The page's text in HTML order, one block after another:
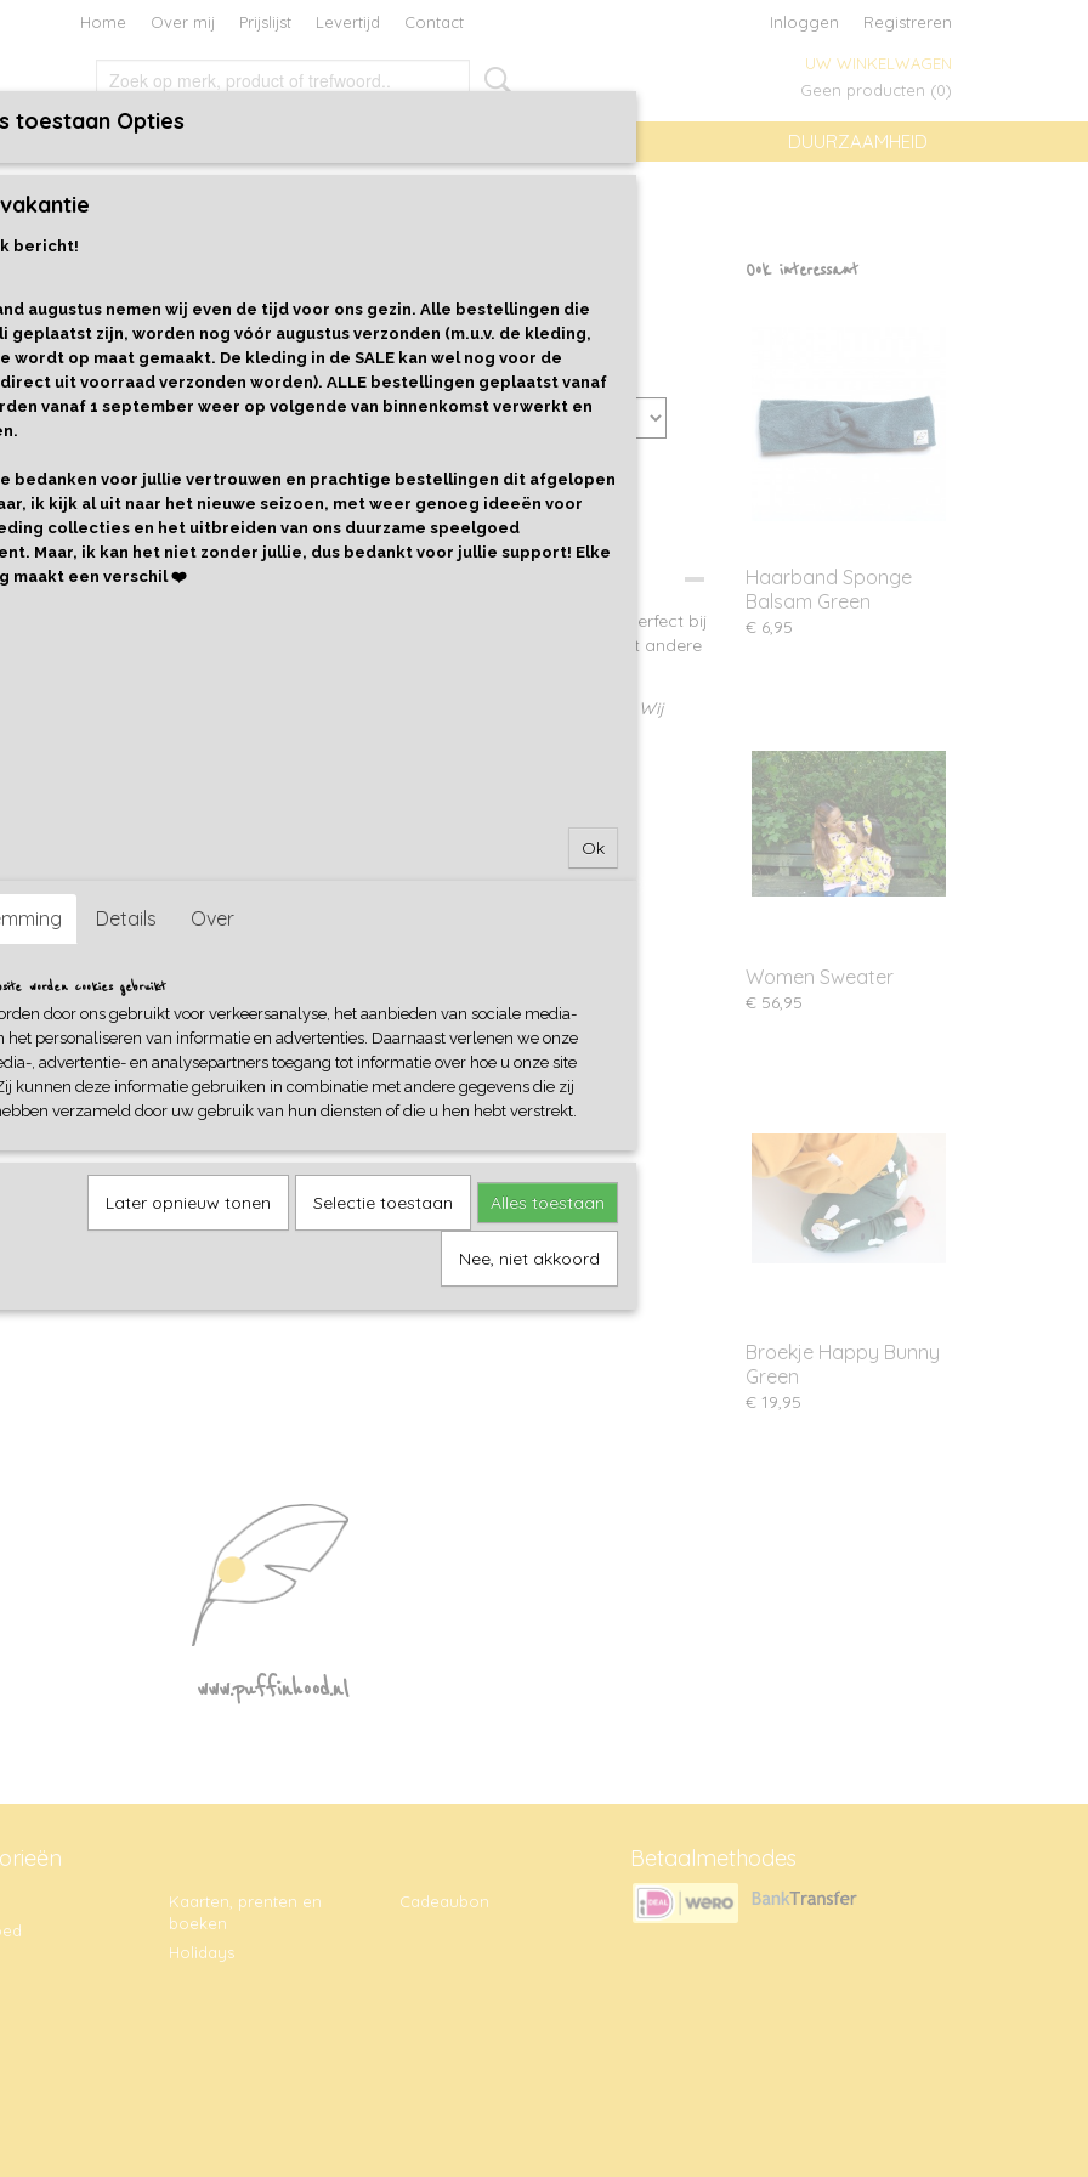
Home Over mij Prijslijst Levertijd Contact Inloggen Registreren
UW WINKELWAGEN
Geen producten (0)
DUURZAAMHEID
EN BOEKEN
>Haarbanden
€ 6,95
Maat Aantal
IN WINKELWAGEN
Omschrijving
Dit lieve haarbandje is gemaakt van biologische katoentricot. Het past perfect bij
het broekje Happy Bunny Ochre (zie foto's), maar kan natuurlijk ook met andere
*Let op! Kleuren op het beeldscherm kunnen afwijken van de werkelijkheid. Wij
Ook interessant
Haarband Sponge
Balsam Green
€ 6,95
Women Sweater
€ 56,95
Broekje Happy Bunny
Green
€ 19,95
www.puffinhood.nl
Kaarten, prenten en
boeken
Holidays
Cadeaubon
Betaalmethodes
toestaan Opties
bericht!
augustus nemen wij even de tijd voor ons gezin. Alle bestellingen die
geplaatst zijn, worden nog vóór augustus verzonden (m.u.v. de kleding,
wordt op maat gemaakt. De kleding in de SALE kan wel nog voor de
uit voorraad verzonden worden). ALLE bestellingen geplaatst vanaf
vanaf 1 september weer op volgende van binnenkomst verwerkt en
bedanken voor jullie vertrouwen en prachtige bestellingen dit afgelopen
ik kijk al uit naar het nieuwe seizoen, met weer genoeg ideeën voor
collecties en het uitbreiden van ons duurzame speelgoed
Maar, ik kan het niet zonder jullie, dus bedankt voor jullie support! Elke
maakt een verschil ❤️
Ok
Details Over
worden cookies gebruikt
door ons gebruikt voor verkeersanalyse, het aanbieden van sociale media-
het personaliseren van informatie en advertenties. Daarnaast verlenen we onze
, advertentie- en analysepartners toegang tot informatie over hoe u onze site
kunnen deze informatie gebruiken in combinatie met andere gegevens die zij
verzameld door uw gebruik van hun diensten of die u hen hebt verstrekt.
Later opnieuw tonen Selectie toestaan Alles toestaan
Nee, niet akkoord